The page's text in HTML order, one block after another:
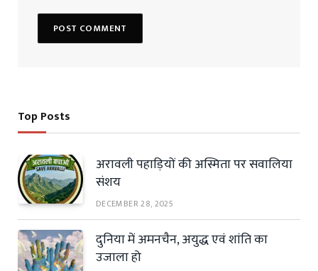
Top Posts
अरावली पहाड़ियों की अस्मिता पर सवालिया
संशय
DECEMBER 28, 2025
दुनिया में अमनचैन, अयुद्ध एवं शांति का
उजाला हो